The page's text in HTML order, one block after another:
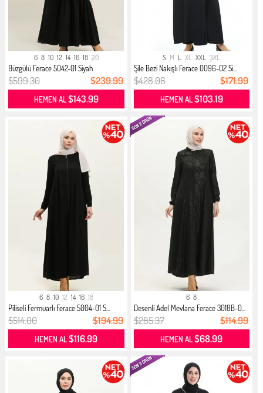
6 8 10 12 14 16 18 20
Büzgülü Ferace 5042-01 Siyah
$599.30 $239.99
HEMEN AL$143.99
S M L XL XXL 3XL
Şile Bezi Nakışlı Ferace 0096-02 Si...
$428.06 $171.99
HEMEN AL$103.19
6 8 10 12 14 16 18
Piliseli Fermuarlı Ferace 5004-01 S...
$514.00 $194.99
HEMEN AL$116.99
6 8
Desenli Adel Mevlana Ferace 3018B-0...
$285.37 $114.99
HEMEN AL$68.99